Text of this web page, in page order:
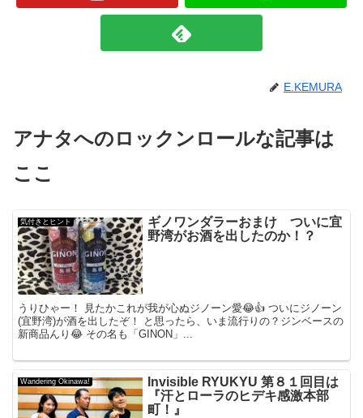
E.KEMURA
アナタへのロックンロールな記事は
ここ
気付きとヒント
ギノワンダラーおまけ ついに宜
野湾がお酒を出したのか！？
うりひゃー！ 見たかこれが我が心ぬジノーン愛😂👍 ついにジノーン
(宜野湾)が酒を出したぞ！ と思ったら、いま流行りの？ジンベースの
新商品んり😂 その名も「GINON」...
Wandering Okinawa!
Invisible RYUKYU 第８１回目は
『汗とローラのヒデキ感激本部
町！』